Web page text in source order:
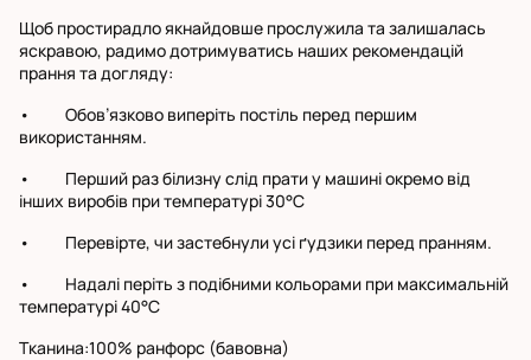
Щоб простирадло якнайдовше прослужила та залишалась
яскравою, радимо дотримуватись наших рекомендацій
прання та догляду:
• Обов’язково виперіть постіль перед першим
використанням.
• Перший раз білизну слід прати у машині окремо від
інших виробів при температурі 30°С
• Перевірте, чи застебнули усі ґудзики перед пранням.
• Надалі періть з подібними кольорами при максимальній
температурі 40°С
Тканина:100% ранфорс (бавовна)